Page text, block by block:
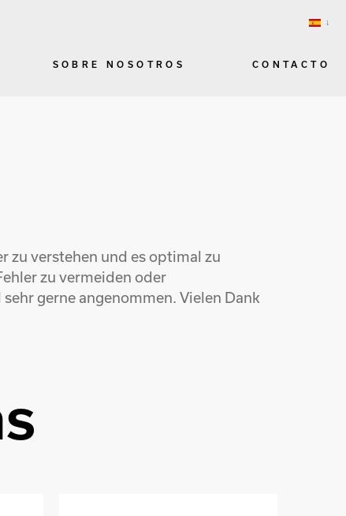
SOBRE NOSOTROS CONTACTO
zu verstehen und es optimal zu
zu vermeiden oder
gerne angenommen. Vielen Dank